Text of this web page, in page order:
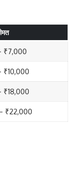
₹7,000
₹22,000